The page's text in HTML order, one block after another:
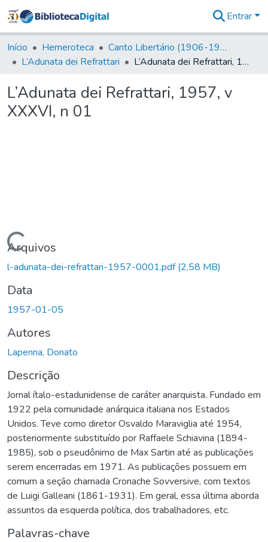
&
Coleções
Tudo na
Digital
Entrar
Início Hemeroteca
Canto Libertário (1906-1995)
L’Adunata dei Refrattari
L’Adunata dei Refrattari, 1957, v XXXVI, n 01
L’Adunata dei Refrattari, 1957, v
XXXVI, n 01
Carregando...
Arquivos
l-adunata-dei-refrattari-1957-0001.pdf(2,58 MB)
Data
1957-01-05
Autores
Lapenna, Donato
Descrição
Jornal ítalo-estadunidense de caráter anarquista. Fundado em
1922 pela comunidade anárquica italiana nos Estados
Unidos. Teve como diretor Osvaldo Maraviglia até 1954,
posteriormente substituído por Raffaele Schiavina (1894-
1985), sob o pseudônimo de Max Sartin até as publicações
serem encerradas em 1971. As publicações possuem em
comum a seção chamada Cronache Sovversive, com textos
de Luigi Galleani (1861-1931). Em geral, essa última aborda
assuntos da esquerda política, dos trabalhadores, etc.
Palavras-chave